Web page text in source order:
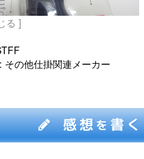
る ]
その他仕掛関連メーカー
感想を書く